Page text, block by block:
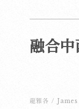
融合
龍雅各 /